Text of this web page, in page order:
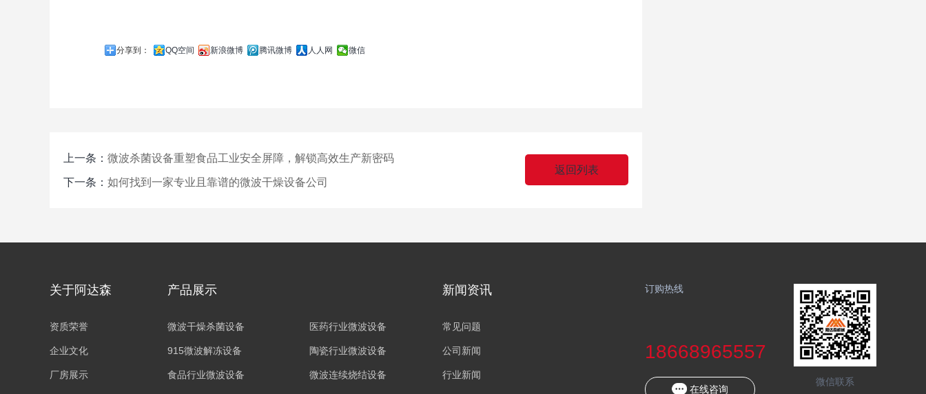
分享到： QQ空间 新浪微博 腾讯微博 人人网 微信
上一条： 微波杀菌设备重塑食品工业安全屏障，解锁高效生产新密码​
下一条： 如何找到一家专业且靠谱的微波干燥设备公司
返回列表
关于阿达森
资质荣誉
企业文化
厂房展示
产品展示
微波干燥杀菌设备
915微波解冻设备
食品行业微波设备
医药行业微波设备
陶瓷行业微波设备
微波连续烧结设备
新闻资讯
常见问题
公司新闻
行业新闻
微信联系
订购热线
18668965557
在线咨询